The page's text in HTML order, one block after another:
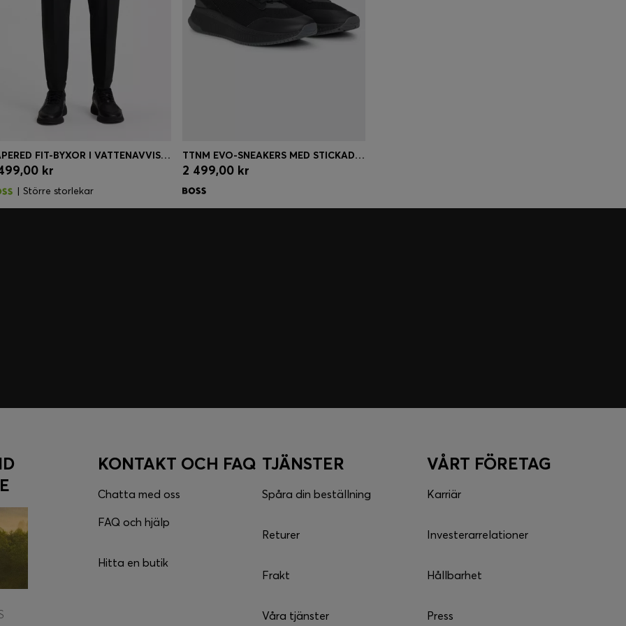
Köp snabbt
TAPERED FIT-BYXOR I VATTENAVVISANDE STRETCHMATERIAL
kr
| Större storlekar
Köp snabbt
TTNM EVO-SNEAKERS MED STICKAD OVANDEL OCH MOCKADETALJER
2 499,00 kr
KONTAKT OCH FAQ
Chatta med oss
FAQ och hjälp
Hitta en butik
TJÄNSTER
Spåra din beställning
Returer
Frakt
Våra tjänster
VÅRT FÖRETAG
Karriär
Investerarrelationer
Hållbarhet
Press